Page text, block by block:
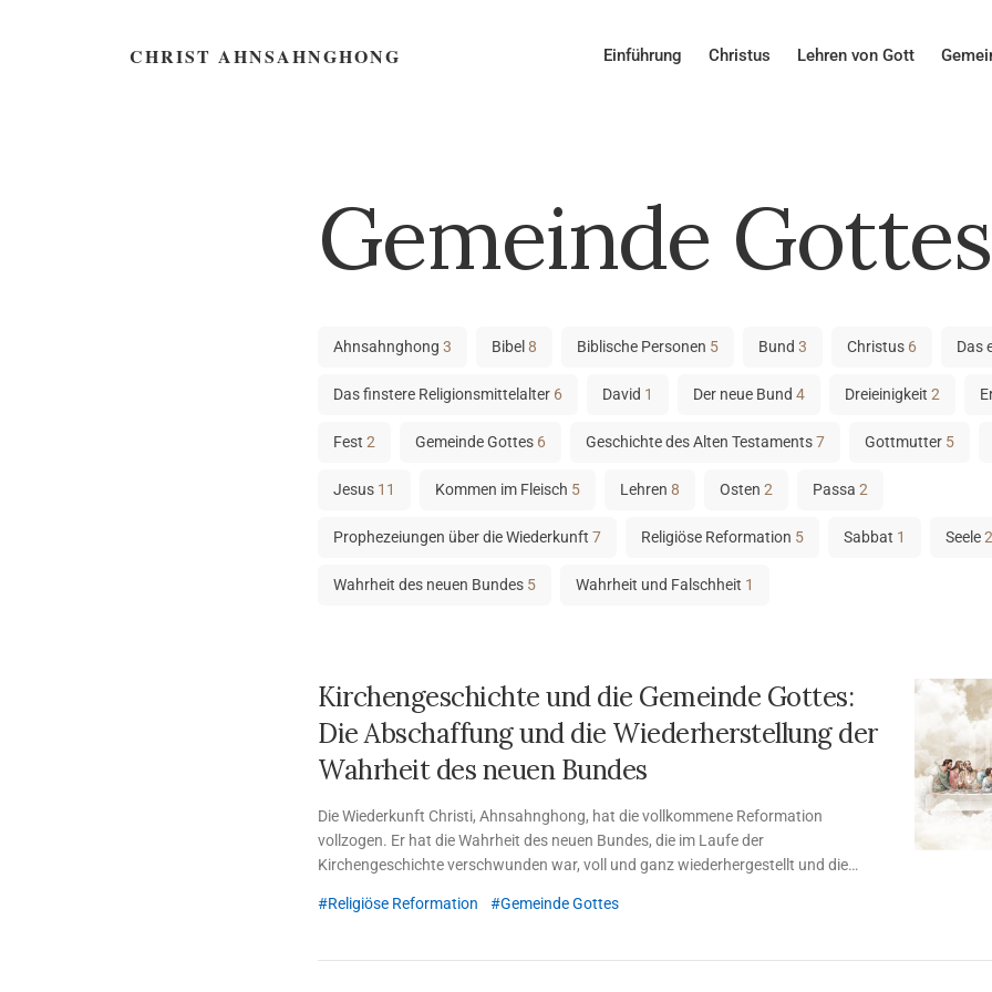
CHRIST AHNSAHNGHONG Einführung Christus Lehren von Gott
Gemeinde Gottes
Ahnsahnghong 3 Bibel 8 Biblische Personen 5 Bund 3 Christus 6 Das
Das finstere Religionsmittelalter 6 David 1 Der neue Bund 4 Dreieinigkeit 2
Fest 2 Gemeinde Gottes 6 Geschichte des Alten Testaments7 Gottmutter 5
Jesus 11 Kommen im Fleisch 5 Lehren 8 Osten 2 Passa 2
Prophezeiungen über die Wiederkunft 7 Religiöse Reformation 5 Sabbat 1 Seele2
Wahrheit des neuen Bundes 5 Wahrheit und Falschheit 1
Kirchengeschichte und die Gemeinde Gottes:
Die Abschaffung und die Wiederherstellung der
Wahrheit des neuen Bundes
Die Wiederkunft Christi, Ahnsahnghong, hat die vollkommene Reformation
vollzogen. Er hat die Wahrheit des neuen Bundes, die im Laufe der
Kirchengeschichte verschwunden war, voll und ganz wiederhergestellt und die
Religiöse Reformation
Gemeinde Gottes